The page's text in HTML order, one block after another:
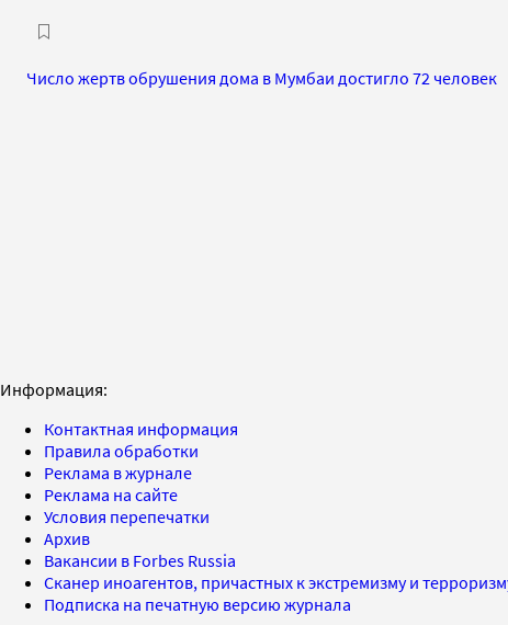
Число жертв обрушения дома в Мумбаи достигло 72 человек
Информация:
Контактная информация
Правила обработки
Реклама в журнале
Реклама на сайте
Условия перепечатки
Архив
Вакансии в Forbes Russia
Сканер иноагентов, причастных к экстремизму и
Подписка на печатную версию журнала